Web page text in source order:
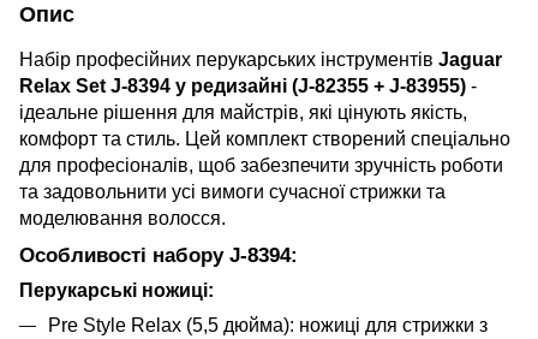
Опис
Набір професійних перукарських інструментів Jaguar
Relax Set J-8394 у редизайні (J-82355 + J-83955) -
ідеальне рішення для майстрів, які цінують якість,
комфорт та стиль. Цей комплект створений спеціально
для професіоналів, щоб забезпечити зручність роботи
та задовольнити усі вимоги сучасної стрижки та
моделювання волосся.
Особливості набору J-8394:
Перукарські ножиці:
Pre Style Relax (5,5 дюйма): ножиці для стрижки з